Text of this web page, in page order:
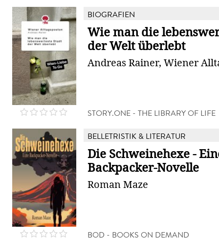
BIOGRAFIEN
Wie man die
der Welt überlebt
Andreas Rainer, Wiener
STORY.ONE - THE LIBRARY OF LIFE
BELLETRISTIK & LITERATUR
Die Schweinehexe -
Backpacker-Novelle
Roman Maze
BOD - BOOKS ON DEMAND